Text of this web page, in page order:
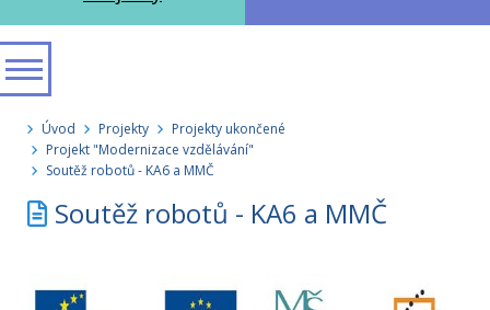
Úvod Projekty
Projekty ukončené
Projekt "Modernizace vzdělávání"
Soutěž robotů - KA6 a MMČ
Soutěž robotů - KA6 a MMČ